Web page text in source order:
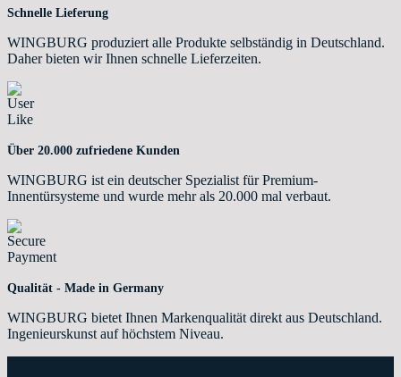
Schnelle Lieferung
WINGBURG produziert alle Produkte selbständig in Deutschland.
Daher bieten wir Ihnen schnelle Lieferzeiten.
Über 20.000 zufriedene Kunden
WINGBURG ist ein deutscher Spezialist für Premium-
Innentürsysteme und wurde mehr als 20.000 mal verbaut.
Qualität - Made in Germany
WINGBURG bietet Ihnen Markenqualität direkt aus Deutschland.
Ingenieurskunst auf höchstem Niveau.